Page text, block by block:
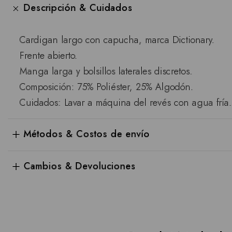
Descripción & Cuidados
Cardigan largo con capucha, marca Dictionary.
Frente abierto.
Manga larga y bolsillos laterales discretos.
Composición: 75% Poliéster, 25% Algodón.
Cuidados: Lavar a máquina del revés con agua fría.
Métodos & Costos de envío
Cambios & Devoluciones